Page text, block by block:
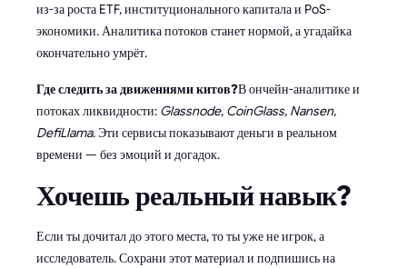
из-за роста ETF, институционального капитала и PoS-
экономики. Аналитика потоков станет нормой, а угадайка
окончательно умрёт.
Где следить за движениями китов?В ончейн-аналитике и
потоках ликвидности: Glassnode, CoinGlass, Nansen,
DefiLlama. Эти сервисы показывают деньги в реальном
времени — без эмоций и догадок.
Хочешь реальный навык?
Если ты дочитал до этого места, то ты уже не игрок, а
исследователь. Сохрани этот материал и подпишись на